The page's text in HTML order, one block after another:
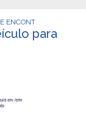
AUTOMOTIVOS
ENCONTRAR
para